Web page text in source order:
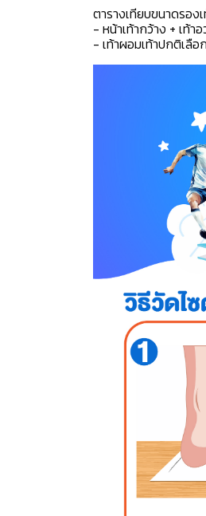
ตารางเทียบขนาดรอง
- หน้าเท้ากว้าง + เท้า
- เท้าผอมเท้าปกติเลือ